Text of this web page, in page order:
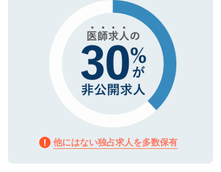
で、機密保持に関してもご安心ください。
他にはない独占求人を多数保有